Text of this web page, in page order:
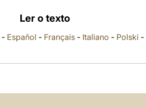
Ler o texto
- Español - Français - Italiano - Polski -